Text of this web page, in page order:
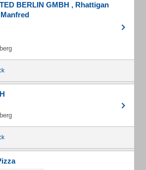
BERLIN GMBH , Rhattigan